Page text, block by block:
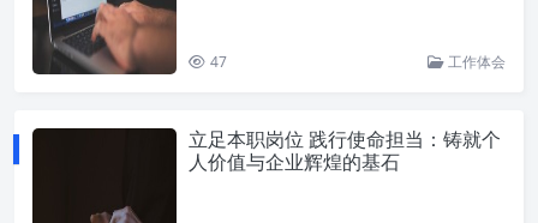
47 工作体会
立足本职岗位 践行使命担当：铸就个
人价值与企业辉煌的基石